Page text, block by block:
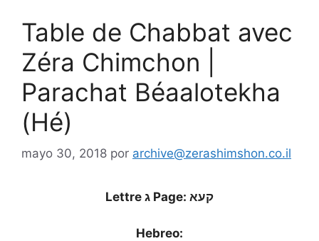
Table de Chabbat avec
Zéra Chimchon |
Parachat Béaalotekha
(Hé)
mayo 30, 2018 por archive@zerashimshon.co.il
Lettre ג Page: קעא
Hebreo: